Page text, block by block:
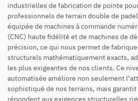
industrielles de fabrication de pointe
professionnels de terrain double de
équipée de machines à commande
(CNC) haute fidélité et de machines de
précision, ce qui nous permet de
structurels mathématiquement exacts,
les plus exigeantes de nos clients. Ce
automatisée améliore non seulement
sophistiqué de nos terrains, mais garantit
répondent aux exigences structurelles